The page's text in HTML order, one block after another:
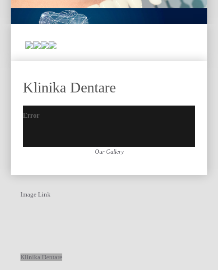
Telefono
Klinika Dentare
Error
Our Gallery
Image Link
Klinika Dentare